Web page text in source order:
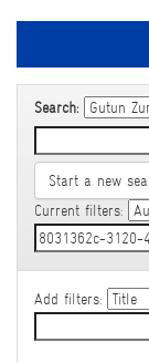
Search:
Start a new
Current filters:
Add filters: